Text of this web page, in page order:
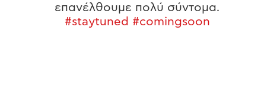
επανέλθουμε πολύ σύντομα.
#staytuned #comingsoon